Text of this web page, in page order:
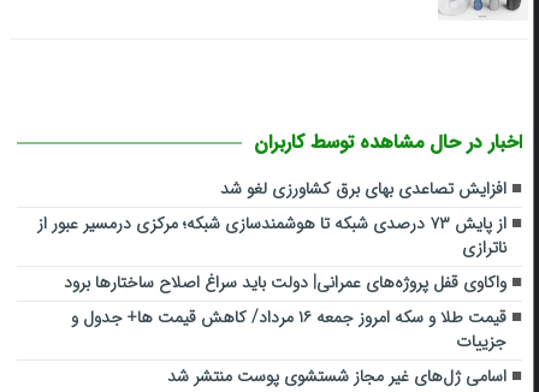
اخبار در حال مشاهده توسط کاربران
افزایش تصاعدی بهای برق کشاورزی لغو شد
از پایش ۷۳ درصدی شبکه تا هوشمندسازی شبکه؛ مرکزی درمسیر عبور از
ناترازی
واکاوی قفل پروژه‌های عمرانی| دولت باید سراغ اصلاح ساختارها برود
قیمت طلا و سکه امروز جمعه ۱۶ مرداد/ کاهش قیمت ها+ جدول و
جزییات
اسامی ژل‌های غیر مجاز شستشوی پوست منتشر شد